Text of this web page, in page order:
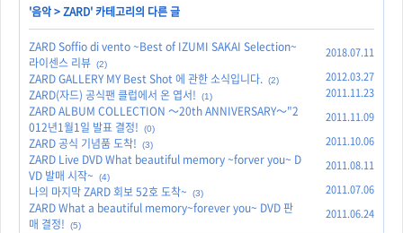
'음악>ZARD' 카테고리의 다른 글
ZARD Soffio di vento ~Best of IZUMI SAKAI Selection~
라이센스 리뷰 (2)
2018.07.11
ZARD GALLERY MY Best Shot 에 관한 소식입니다. (2) 2012.03.27
ZARD(자드) 공식팬 클럽에서 온 엽서! (1) 2011.11.23
ZARD ALBUM COLLECTION ～20th ANNIVERSARY～"2
012년1월1일 발표 결정!
(0)
2011.11.09
ZARD 공식 기념품 도착! (3) 2011.10.06
ZARD Live DVD What beautiful memory ~forver you~ D
VD 발매 시작~
(4)
2011.08.11
나의 마지막 ZARD 회보 52호 도착~ (3) 2011.07.06
ZARD What a beautiful memory~forever you~ DVD 판
매 결정!
(5)
2011.06.24